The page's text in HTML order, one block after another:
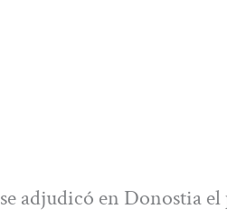
se adjudicó en Donostia